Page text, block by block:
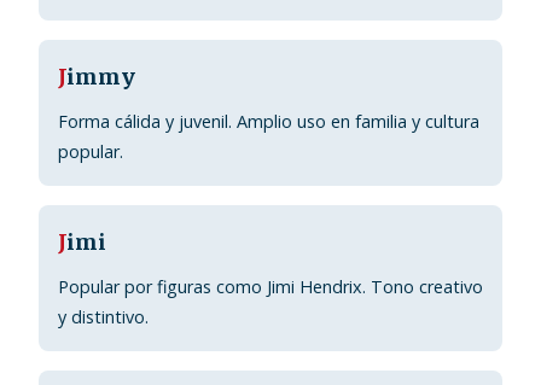
Jimmy
Forma cálida y juvenil. Amplio uso en familia y cultura
popular.
Jimi
Popular por figuras como Jimi Hendrix. Tono creativo
y distintivo.